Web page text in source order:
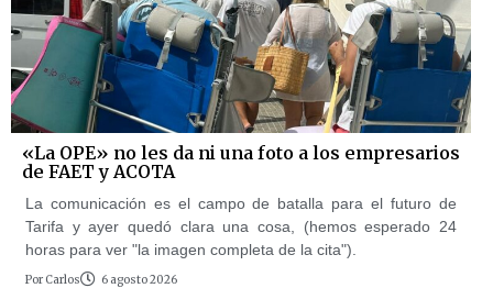
«La OPE» no les da ni una foto a los empresarios
de FAET y ACOTA
La comunicación es el campo de batalla para el futuro de
Tarifa y ayer quedó clara una cosa, (hemos esperado 24
horas para ver "la imagen completa de la cita").
Por Carlos 6 agosto 2026